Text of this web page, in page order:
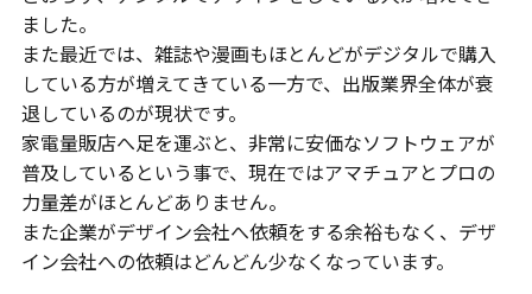
ました。
また最近では、雑誌や漫画もほとんどがデジタルで購入
している方が増えてきている一方で、出版業界全体が衰
退しているのが現状です。
家電量販店へ足を運ぶと、非常に安価なソフトウェアが
普及しているという事で、現在ではアマチュアとプロの
力量差がほとんどありません。
また企業がデザイン会社へ依頼をする余裕もなく、デザ
イン会社への依頼はどんどん少なくなっています。